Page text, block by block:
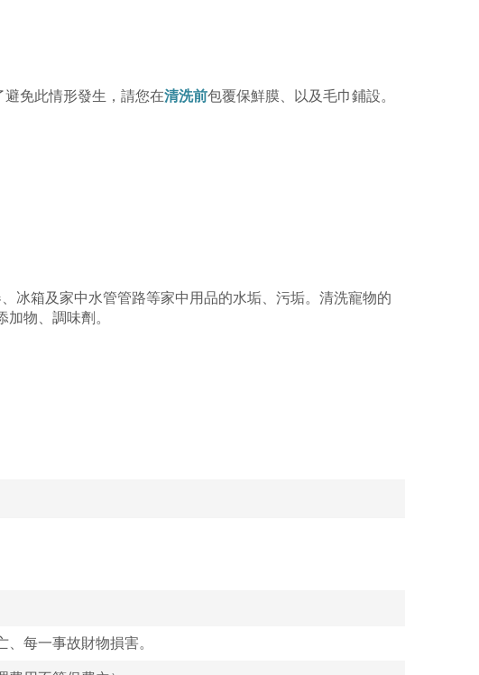
避免此情形發生，請您在清洗前包覆保鮮膜、以及毛巾鋪設。
冰箱及家中水管管路等家中用品的水垢、污垢。清洗寵物的
物、調味劑。
每一事故財物損害。